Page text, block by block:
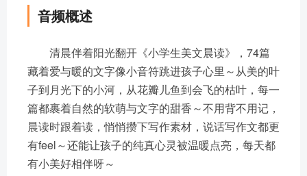
音频概述
清晨伴着阳光翻开《小学生美文晨读》，74篇
藏着爱与暖的文字像小音符跳进孩子心里～从美的叶
子到月光下的小河，从花瓣儿鱼到会飞的枯叶，每一
篇都裹着自然的软萌与文字的甜香～不用背不用记，
晨读时跟着读，悄悄攒下写作素材，说话写作文都更
有feel～还能让孩子的纯真心灵被温暖点亮，每天都
有小美好相伴呀～